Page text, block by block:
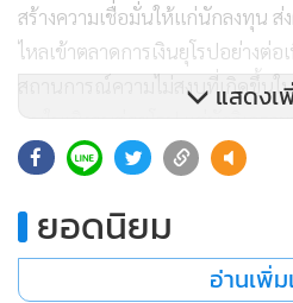
สร้างความเชื่อมั่นให้แก่นักลงทุน ส่
ไหลเข้าตลาดการเงินยุโรปอย่างต่อ
สถานการณ์ความไม่สงบที่เกิดขึ้นใ
ทบในเชิงลบต่อยุโรป แต่นักวิเคร
กล่าวน่าจะส่งผลกระทบต่อตลาดใ
นายนาวินกล่าวต่อว่า ด้านตลาดกา
อานิสงส์จากการขยายตัวทางเศรษ
แสดงเ
ยอดนิยม
อ่านเพิ่